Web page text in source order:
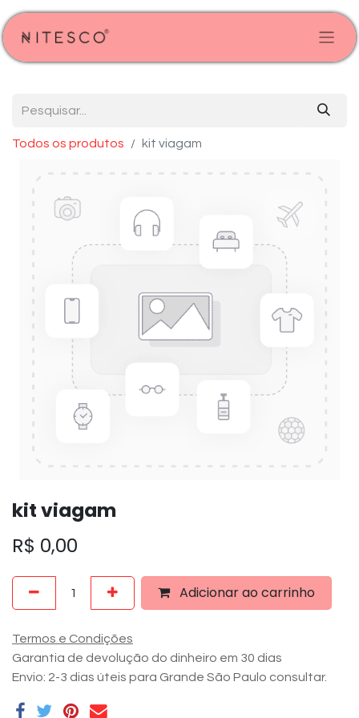
Todos os produtos kit viagam
kit viagam
R$ 0,00
Adicionar ao carrinho
Termos e Condições
Garantia de devolução do dinheiro em 30 dias
Envio: 2-3 dias úteis para Grande São Paulo consultar.